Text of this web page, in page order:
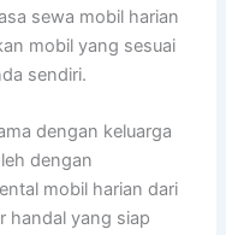
sewa mobil harian
mobil yang sesuai
sendiri.
dengan keluarga
dengan
mobil harian dari
handal yang siap